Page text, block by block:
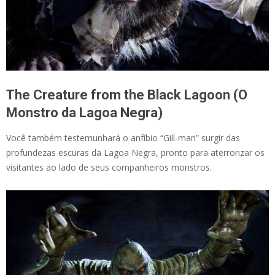
The Creature from the Black Lagoon (O
Monstro da Lagoa Negra)
Você também testemunhará o anfíbio “Gill-man” surgir das
profundezas escuras da Lagoa Negra, pronto para aterrorizar os
visitantes ao lado de seus companheiros monstros.